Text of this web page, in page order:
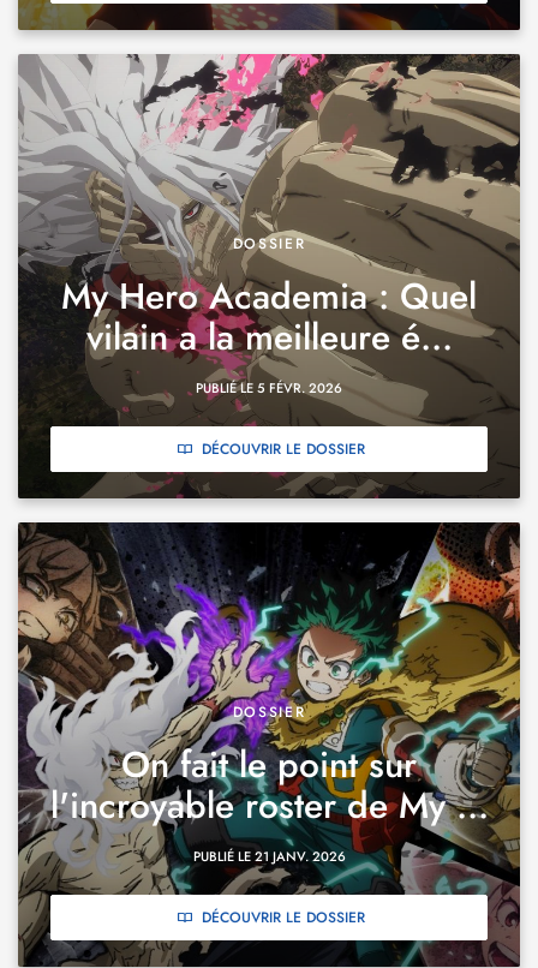
DOSSIER
My Hero Academia : Quel
vilain a la meilleure é...
PUBLIÉ LE 5 FÉVR. 2026
DÉCOUVRIR LE DOSSIER
DOSSIER
On fait le point sur
l'incroyable roster de My ...
PUBLIÉ LE 21 JANV. 2026
DÉCOUVRIR LE DOSSIER